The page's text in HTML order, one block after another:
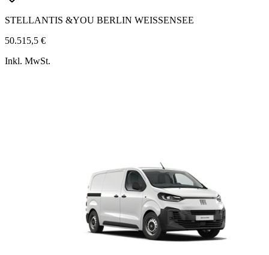
STELLANTIS &YOU BERLIN WEISSENSEE
50.515,5 €
Inkl. MwSt.